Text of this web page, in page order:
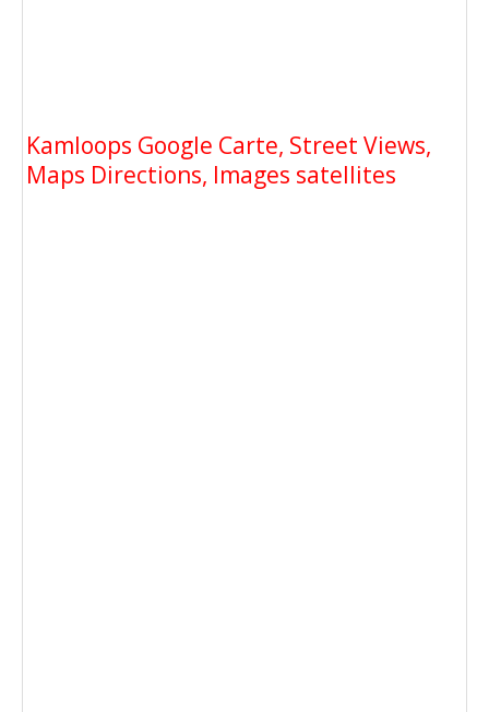
Kamloops Google Carte, Street Views,
Maps Directions, Images satellites